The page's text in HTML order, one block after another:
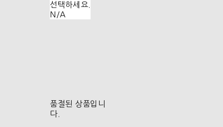
선택하세요.
N/A
품절된 상품입니
다.